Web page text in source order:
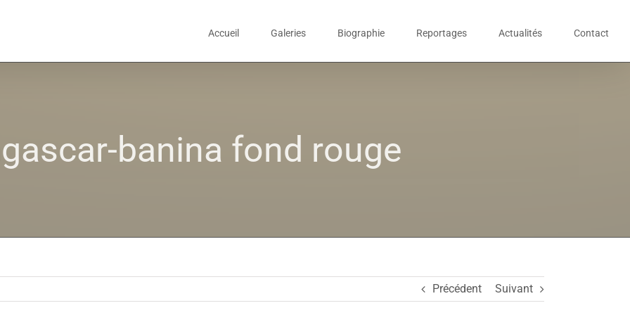
Accueil Galeries Biographie Reportages Actualités Contact
banina fond rouge
Précédent Suivant